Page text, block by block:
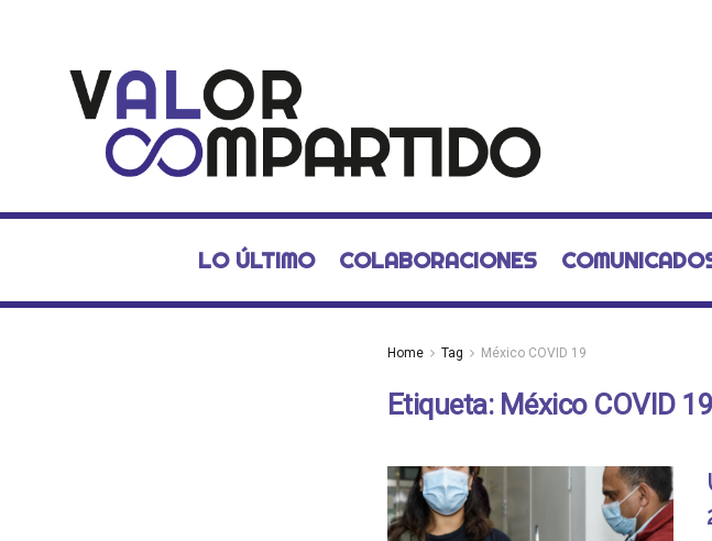
LO ÚLTIMO COLABORACIONES
Home Tag México COVID 19
Etiqueta: México COVID 19